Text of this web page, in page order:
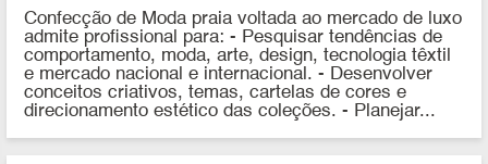
Confecção de Moda praia voltada ao mercado de luxo
admite profissional para: - Pesquisar tendências de
comportamento, moda, arte, design, tecnologia têxtil
e mercado nacional e internacional. - Desenvolver
conceitos criativos, temas, cartelas de cores e
direcionamento estético das coleções. - Planejar...